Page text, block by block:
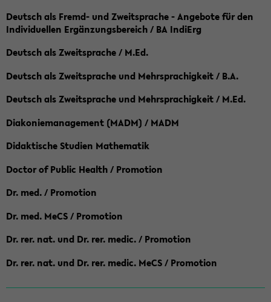
Deutsch als Fremd- und Zweitsprache - Angebote für den
Individuellen Ergänzungsbereich / BA IndiErg
Deutsch als Zweitsprache / M.Ed.
Deutsch als Zweitsprache und Mehrsprachigkeit / B.A.
Deutsch als Zweitsprache und Mehrsprachigkeit / M.Ed.
Diakoniemanagement (MADM) / MADM
Didaktische Studien Mathematik
Doctor of Public Health / Promotion
Dr. med. / Promotion
Dr. med. MeCS / Promotion
Dr. rer. nat. und Dr. rer. medic. / Promotion
Dr. rer. nat. und Dr. rer. medic. MeCS / Promotion